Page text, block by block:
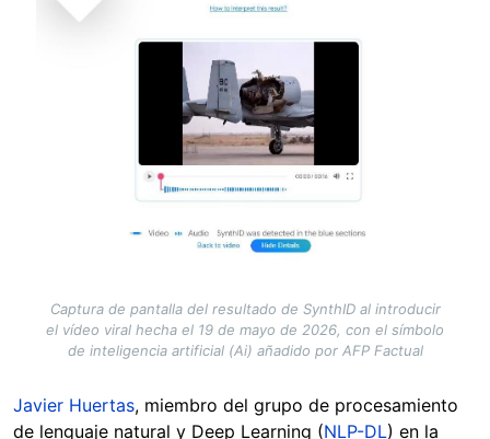
Captura de pantalla del resultado de SynthID al introducir
el vídeo viral hecha el 19 de mayo de 2026, con el símbolo
de inteligencia artificial (Ai) añadido por AFP Factual
Javier Huertas, miembro del grupo de procesamiento
de lenguaje natural y Deep Learning (NLP-DL) en la